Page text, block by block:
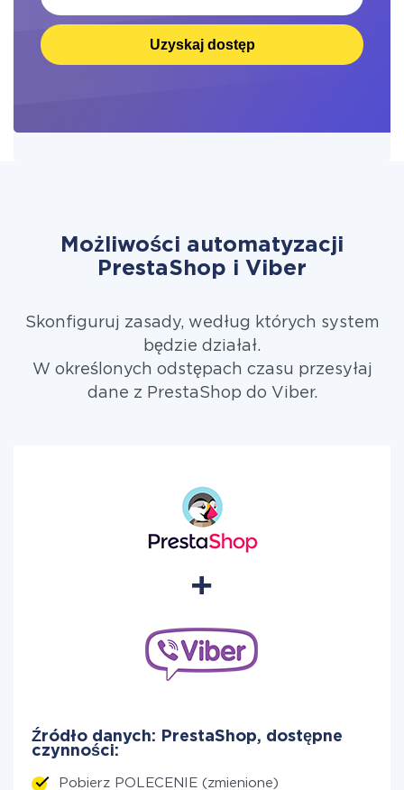
Uzyskaj dostęp
Możliwości automatyzacji
PrestaShop i Viber
Skonfiguruj zasady, według których system
będzie działał.
W określonych odstępach czasu przesyłaj
dane z PrestaShop do Viber.
Źródło danych: PrestaShop, dostępne
czynności:
Pobierz POLECENIE (zmienione)